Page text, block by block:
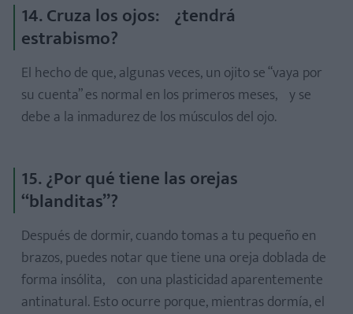
14. Cruza los ojos: ¿tendrá
estrabismo?
El hecho de que, algunas veces, un ojito se “vaya por
su cuenta” es normal en los primeros meses, y se
debe a la inmadurez de los músculos del ojo.
15. ¿Por qué tiene las orejas
“blanditas”?
Después de dormir, cuando tomas a tu pequeño en
brazos, puedes notar que tiene una oreja doblada de
forma insólita, con una plasticidad aparentemente
antinatural. Esto ocurre porque, mientras dormía, el